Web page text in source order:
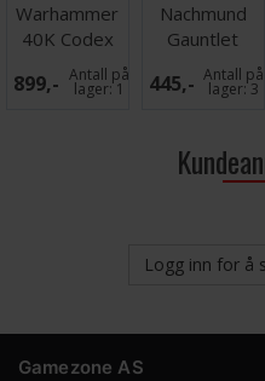
Warhammer
40K Codex
Book Folio
899,- Antall på
lager:1
Nachmund
Gauntlet
Crusade
Campaign
445,- Antall på
lager:3
Logg inn for å
Gamezone AS